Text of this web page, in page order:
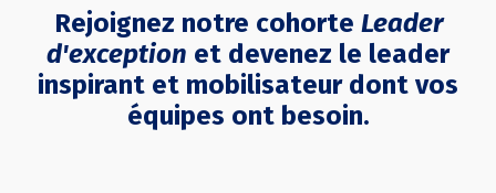
Rejoignez notre cohorte Leader
d'exception et devenez le leader
inspirant et mobilisateur dont vos
équipes ont besoin.